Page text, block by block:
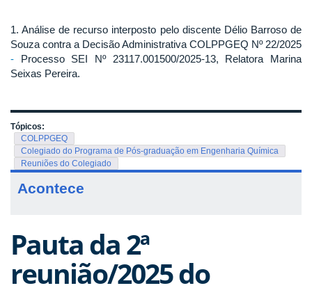
1. Análise de recurso interposto pelo discente Délio Barroso de
Souza contra a Decisão Administrativa COLPPGEQ Nº 22/2025
- Processo SEI Nº 23117.001500/2025-13, Relatora Marina
Seixas Pereira.
Tópicos:
COLPPGEQ
Colegiado do Programa de Pós-graduação em Engenharia Química
Reuniões do Colegiado
Acontece
Pauta da 2ª
reunião/2025 do